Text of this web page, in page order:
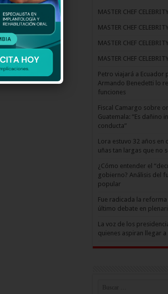
MASTER CHEF
MASTER CHEF
MASTER CHEF
MASTER CHEF
Petro viajará a Ecuador
Armando Benedetti lo
funciones
Fiscal Camargo sobre
Guatemala: “Es dañino
conducta”
Lora estuvo 32 años en
uñas tan largas que no
¿Cómo entender el
gobierno? Análisis del
popular
Fue radicada la
último debate en
La voz de los
quienes aspiran llegar